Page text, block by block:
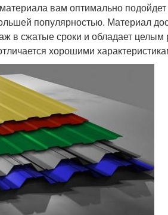
вам оптимально
популярностью. Материал
в сжатые сроки и обладает
хорошими